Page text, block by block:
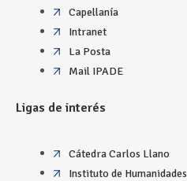
Capellanía
Intranet
La Posta
Mail IPADE
Ligas de interés
Cátedra Carlos Llano
Instituto de Humanidades